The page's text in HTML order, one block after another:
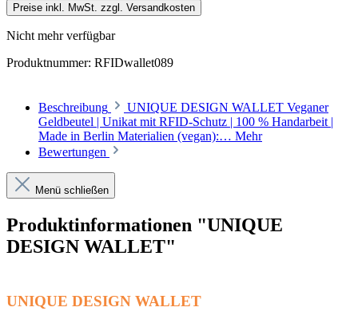
Preise inkl. MwSt. zzgl. Versandkosten
Nicht mehr verfügbar
Produktnummer: RFIDwallet089
Beschreibung
UNIQUE DESIGN WALLET Veganer
Geldbeutel | Unikat mit RFID-Schutz | 100 % Handarbeit |
Made in Berlin Materialien (vegan):… Mehr
Bewertungen
Menü schließen
Produktinformationen "UNIQUE
DESIGN WALLET"
UNIQUE DESIGN WALLET